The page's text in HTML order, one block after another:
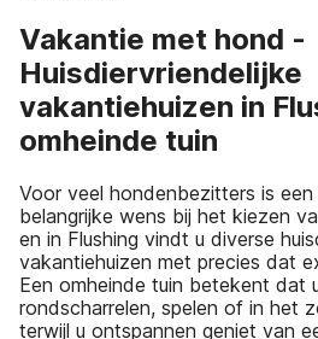
Vakantie met hond -
Huisdiervriendelijke
vakantiehuizen in
omheinde tuin
Voor veel hondenbezitters is
belangrijke wens bij het kiezen
en in Flushing vindt u diverse
vakantiehuizen met precies dat
Een omheinde tuin betekent dat
rondscharrelen, spelen of in het
terwijl u ontspannen geniet van